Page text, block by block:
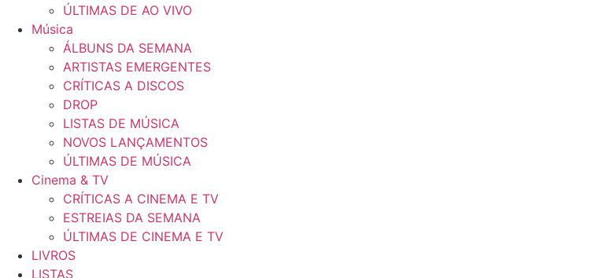
ÚLTIMAS DE AO VIVO
Música
ÁLBUNS DA SEMANA
ARTISTAS EMERGENTES
CRÍTICAS A DISCOS
DROP
LISTAS DE MÚSICA
NOVOS LANÇAMENTOS
ÚLTIMAS DE MÚSICA
Cinema & TV
CRÍTICAS A CINEMA E TV
ESTREIAS DA SEMANA
ÚLTIMAS DE CINEMA E TV
LIVROS
LISTAS